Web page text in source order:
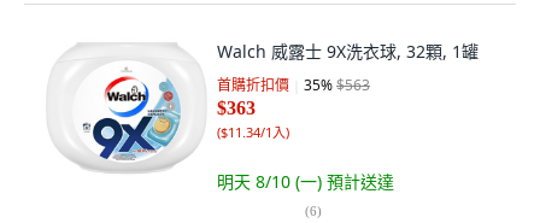
Walch 威露士 9X洗衣球, 32顆, 1罐
首購折扣價 35%$563
$363
($11.34/1入)
明天 8/10 (一) 預計送達
(6)